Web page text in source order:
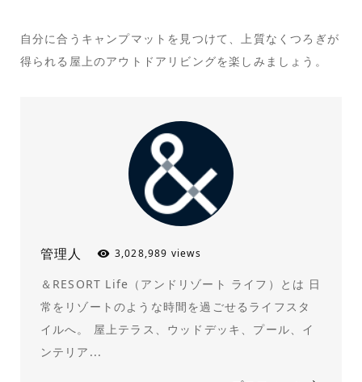
自分に合うキャンプマットを見つけて、上質なくつろぎが
得られる屋上のアウトドアリビングを楽しみましょう。
管理人 3,028,989 views
＆RESORT Life（アンドリゾート ライフ）とは 日
常をリゾートのような時間を過ごせるライフスタ
イルへ。 屋上テラス、ウッドデッキ、プール、イ
ンテリア...